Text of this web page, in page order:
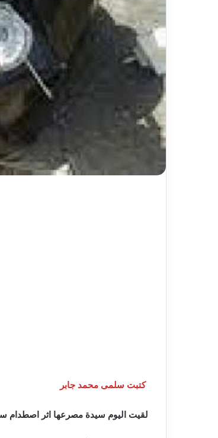
كتبت سلمى محمد جابر
لقيت اليوم سيدة مصرعها اثر اصطدام